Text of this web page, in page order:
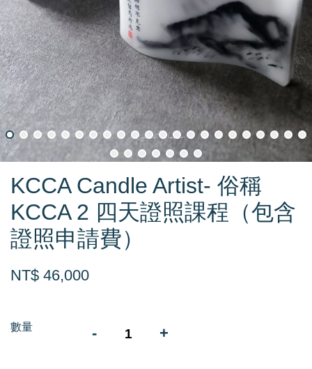
KCCA Candle Artist- 俗稱
KCCA 2 四天證照課程（包含
證照申請費）
NT$ 46,000
數量 - +